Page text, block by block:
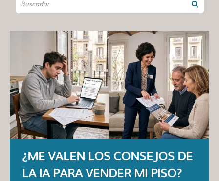
¿ME VALEN LOS CONSEJOS DE
LA IA PARA VENDER MI PISO?